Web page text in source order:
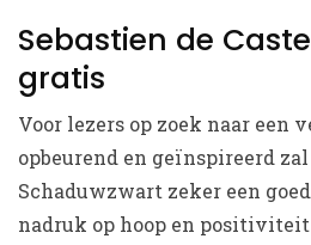
Sebastien de
gratis
Voor lezers op zoek naar een
opbeurend en geïnspireerd
Schaduwzwart zeker een
nadruk op hoop en